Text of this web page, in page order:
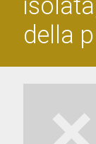
della